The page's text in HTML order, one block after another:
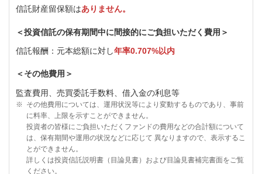
信託財産留保額はありません。
＜投資信託の保有期間中に間接的にご負担いただく費用＞
信託報酬：元本総額に対し年率0.707%以内
＜その他費用＞
監査費用、売買委託手数料、借入金の利息等
※ その他費用については、運用状況等により変動するものであり、事前
に料率、上限を示すことができません。
投資者の皆様にご負担いただくファンドの費用などの合計額について
は、保有期間や運用の状況などに応じて 異なりますので、表示するこ
とができません。
詳しくは投資信託説明書（目論見書）および目論見書補完書面をご覧
ください。